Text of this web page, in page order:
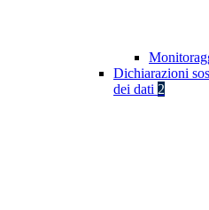
Dichiarazioni
dei dati 2